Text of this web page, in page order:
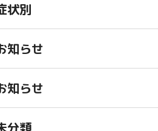
状別
知らせ
知らせ
分類